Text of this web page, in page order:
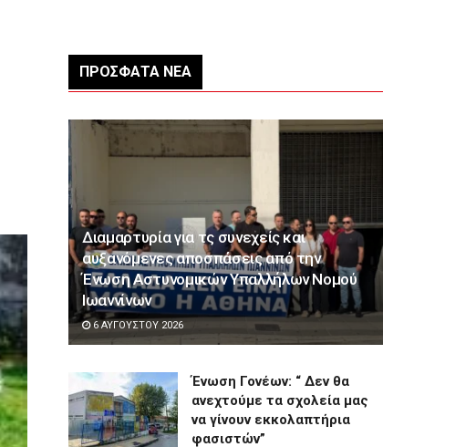
ΠΡΌΣΦΑΤΑ ΝΈΑ
Διαμαρτυρία για τς συνεχείς και
αυξανόμενες αποσπάσεις από την
Ένωση Αστυνομικών Υπαλλήλων Νομού
Ιωαννίνων
6 ΑΥΓΟΎΣΤΟΥ 2026
Ένωση Γονέων: “ Δεν θα
ανεχτούμε τα σχολεία μας
να γίνουν εκκολαπτήρια
φασιστών”